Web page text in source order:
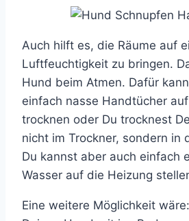
Auch hilft es, die Räume auf
Luftfeuchtigkeit zu bringen.
Hund beim Atmen. Dafür
einfach nasse Handtücher
trocknen oder Du trocknest
nicht im Trockner, sondern in
Du kannst aber auch einfach
Wasser auf die Heizung
Eine weitere Möglichkeit